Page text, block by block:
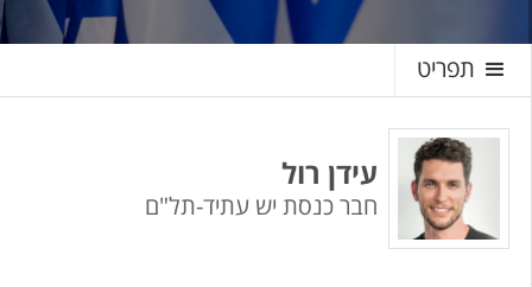
תפריט
עידן רול
חבר כנסת יש עתיד-תל"ם